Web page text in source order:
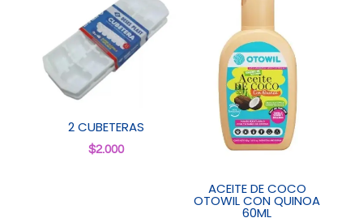
2 CUBETERAS
$2.000
ACEITE DE COCO
OTOWIL CON QUINOA
60ML